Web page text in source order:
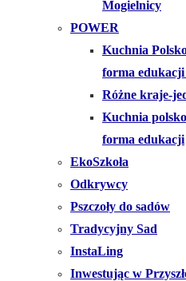
Mogielnicy
POWER
Kuchnia
forma edukacji
Różne kraje-
Kuchnia
forma edukacji
EkoSzkoła
Odkrywcy
Pszczoły do sadów
Tradycyjny Sad
InstaLing
Inwestując w